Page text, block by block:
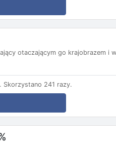
otaczającym go krajobrazem i
Skorzystano 241 razy.